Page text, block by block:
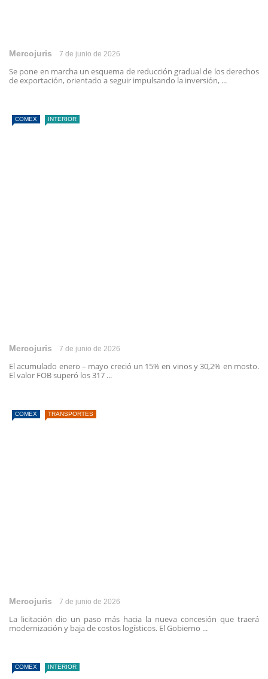
Mercojuris 7 de junio de 2026
Se pone en marcha un esquema de reducción gradual de los derechos
de exportación, orientado a seguir impulsando la inversión, ...
COMEX INTERIOR
Mercojuris 7 de junio de 2026
El acumulado enero – mayo creció un 15% en vinos y 30,2% en mosto.
El valor FOB superó los 317 ...
COMEX TRANSPORTES
Mercojuris 7 de junio de 2026
La licitación dio un paso más hacia la nueva concesión que traerá
modernización y baja de costos logísticos. El Gobierno ...
COMEX INTERIOR